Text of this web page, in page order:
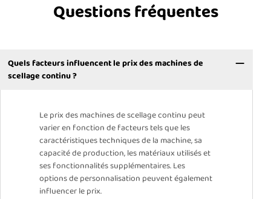
Questions fréquentes
Quels facteurs influencent le prix des machines de
scellage continu ?
Le prix des machines de scellage continu peut
varier en fonction de facteurs tels que les
caractéristiques techniques de la machine, sa
capacité de production, les matériaux utilisés et
ses fonctionnalités supplémentaires. Les
options de personnalisation peuvent également
influencer le prix.